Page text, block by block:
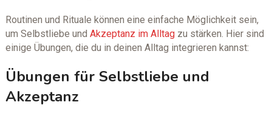
Routinen und Rituale können eine einfache Möglichkeit sein,
um Selbstliebe und Akzeptanz im Alltagzu stärken. Hier sind
einige Übungen, die du in deinen Alltag integrieren kannst:
Übungen für Selbstliebe und
Akzeptanz